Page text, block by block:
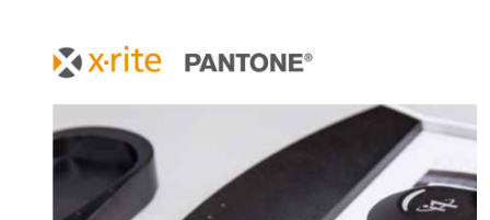
炉温仪维修
行业色差仪
通用仪器产品